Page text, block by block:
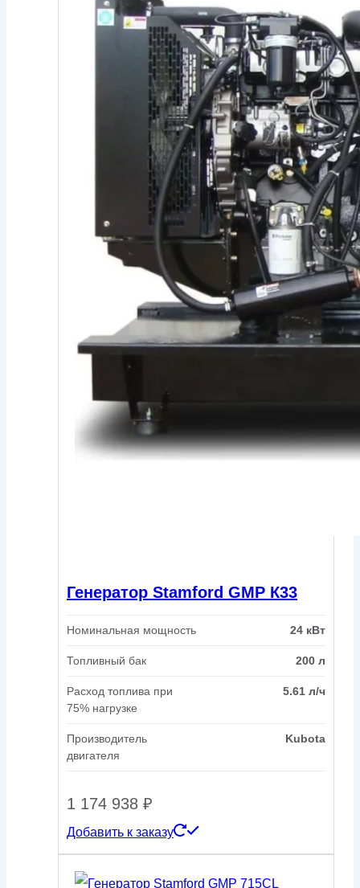
Генератор Stamford GMP К33
Номинальная мощность 24 кВт
Топливный бак 200 л
Расход топлива при
75% нагрузке
5.61 л/ч
Производитель
двигателя
Kubota
1 174 938 ₽
Добавить к заказу